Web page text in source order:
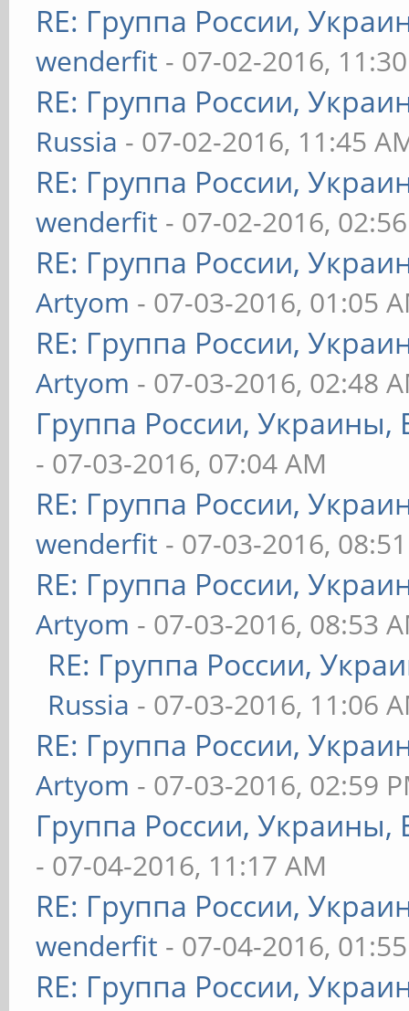
RE: Группа России,
wenderfit - 07-02-2016,
RE: Группа России,
Russia - 07-02-2016, 11:45
RE: Группа России,
wenderfit - 07-02-2016,
RE: Группа России,
Artyom - 07-03-2016, 01:05
RE: Группа России,
Artyom - 07-03-2016, 02:48
Группа России, Украины,
- 07-03-2016, 07:04 AM
RE: Группа России,
wenderfit - 07-03-2016,
RE: Группа России,
Artyom - 07-03-2016, 08:53
RE: Группа России,
Russia - 07-03-2016, 11:06
RE: Группа России,
Artyom - 07-03-2016, 02:59
Группа России, Украины,
- 07-04-2016, 11:17 AM
RE: Группа России,
wenderfit - 07-04-2016,
RE: Группа России,